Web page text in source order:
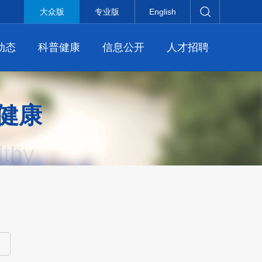
大众版 专业版 English
态 科普健康 信息公开 人才招聘
康